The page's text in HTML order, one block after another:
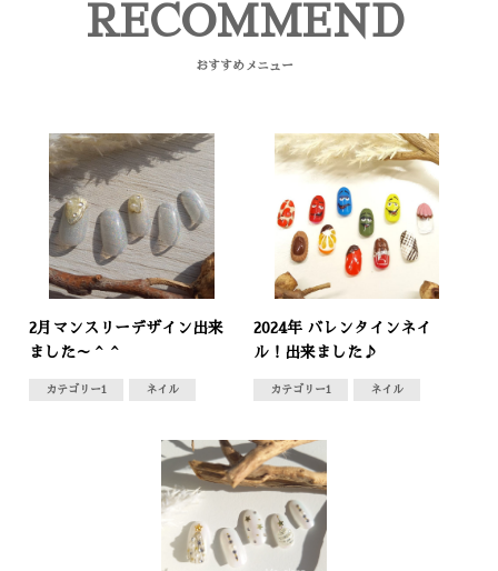
RECOMMEND
おすすめメニュー
2月マンスリーデザイン出来
ました～＾＾
カテゴリー1 ネイル
2024年 バレンタインネイ
ル！出来ました♪
カテゴリー1 ネイル